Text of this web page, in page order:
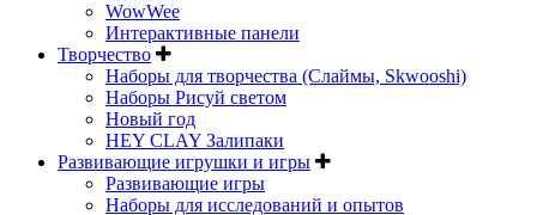
WowWee
Интерактивные панели
Творчество
Наборы для творчества (Слаймы, Skwooshi)
Наборы Рисуй светом
Новый год
HEY CLAY Залипаки
Развивающие игрушки и игры
Развивающие игры
Наборы для исследований и опытов